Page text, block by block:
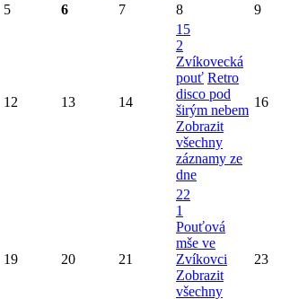
5 6 7 8 9
12 13 14
15
2
Zvíkovecká
pouť Retro
disco pod
širým nebem
Zobrazit
všechny
záznamy ze
dne
16
19 20 21
22
1
Pouťová
mše ve
Zvíkovci
Zobrazit
všechny
23